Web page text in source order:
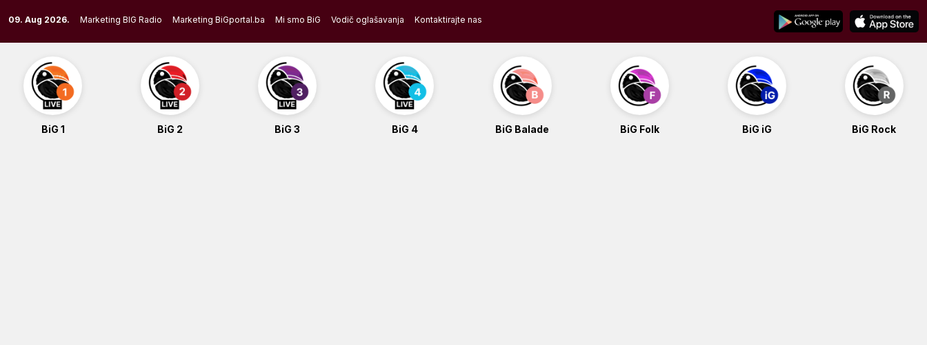
to
content
09. Aug 2026. Marketing BIG Radio Marketing BiGportal.ba Mi smo BiG Vodič oglašavanja Kontaktirajte nas
BiG 1 BiG 2 BiG 3 BiG 4 BiG Balade BiG Folk BiG iG BiG Rock